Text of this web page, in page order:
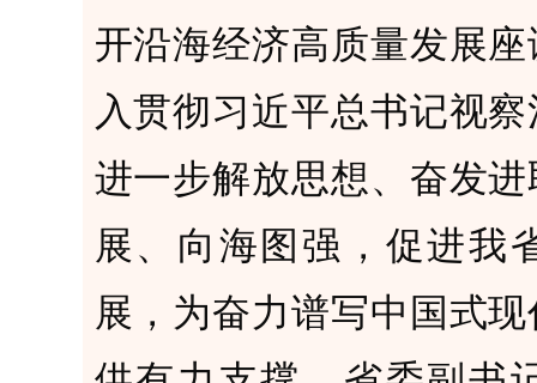
开沿海经济高质量发展
入贯彻习近平总书记视
进一步解放思想、奋发
展、向海图强，促进我
展，为奋力谱写中国式